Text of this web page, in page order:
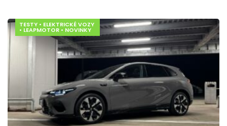
TESTY • ELEKTRICKÉ VOZY
• LEAPMOTOR • NOVINKY